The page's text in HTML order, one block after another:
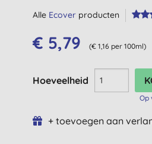
Alle Ecover producten
€ 5,79 (€ 1,16 per 100ml)
Hoeveelheid
Op
+ toevoegen aan